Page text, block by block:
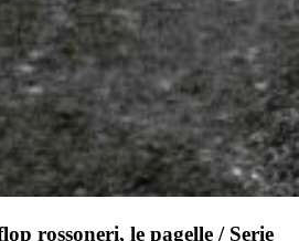
rossoneri, le pagelle / Serie